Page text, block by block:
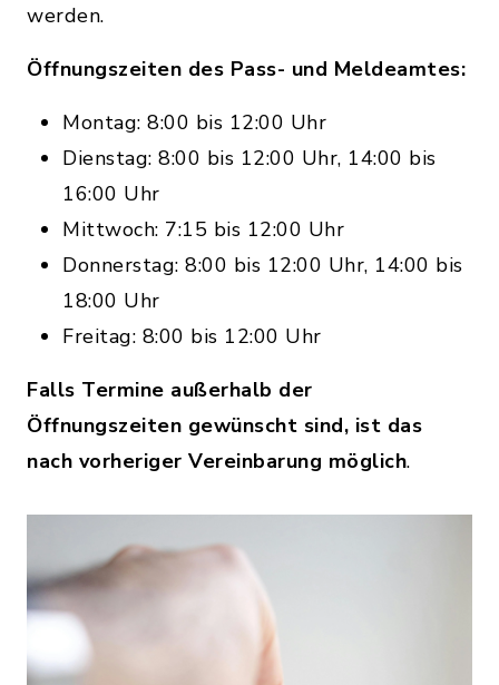
werden.
Öffnungszeiten des Pass- und Meldeamtes:
Montag: 8:00 bis 12:00 Uhr
Dienstag: 8:00 bis 12:00 Uhr, 14:00 bis
16:00 Uhr
Mittwoch: 7:15 bis 12:00 Uhr
Donnerstag: 8:00 bis 12:00 Uhr, 14:00 bis
18:00 Uhr
Freitag: 8:00 bis 12:00 Uhr
Falls Termine außerhalb der
Öffnungszeiten gewünscht sind, ist das
nach vorheriger Vereinbarung möglich.